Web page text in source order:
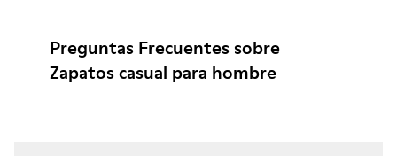
Preguntas Frecuentes sobre
Zapatos casual para hombre